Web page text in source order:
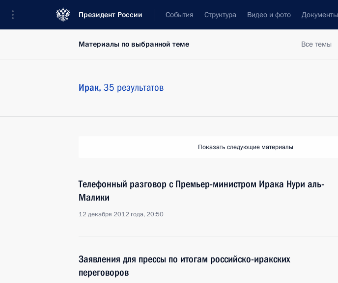
Президент России События Структура Видео и фото Документы
Все темы
Материалы по выбранной теме
Ирак, 35 результатов
Показать следующие материалы
Телефонный разговор с Премьер-министром Ирака Нури аль-
Малики
12 декабря 2012 года, 20:50
Заявления для прессы по итогам российско-иракских
переговоров